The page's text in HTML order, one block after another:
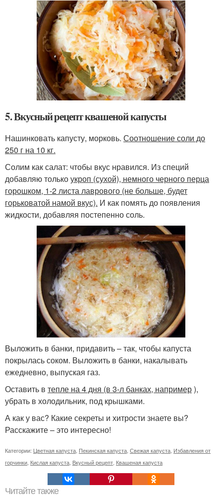
5. Вкусный рецепт квашеной капусты
Нашинковать капусту, морковь. Соотношение соли до
250 г на 10 кг.
Солим как салат: чтобы вкус нравился. Из специй
добавляю толькоукроп (сухой), немного черного перца
горошком, 1-2 листа лаврового (не больше, будет
горьковатой намой вкус). И как помять до появления
жидкости, добавляя постепенно соль.
Выложить в банки, придавить – так, чтобы капуста
покрылась соком. Выложить в банки, накалывать
ежедневно, выпуская газ.
Оставить в тепле на 4 дня (в 3-л банках, например),
убрать в холодильник, под крышками.
А как у вас? Какие секреты и хитрости знаете вы?
Расскажите – это интересно!
Категории: Цветная капуста, Пекинская капуста, Свежая капуста, Избавления от
горчинки, Кислая капуста, Вкусный рецепт, Квашеная капуста
Читайте также